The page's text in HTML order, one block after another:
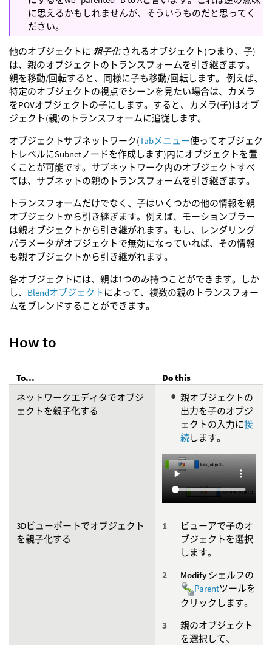
に思えるかもしれませんが、そういうものだと思ってく
ださい。
他のオブジェクトに 親子化されるオブジェクト(つまり、子)
は、親のオブジェクトのトランスフォームを引き継ぎます。
親を移動/回転すると、同様に子も移動/回転します。 例えば、
特定のオブジェクトの視点でシーンを見たい場合は、カメラ
をPOVオブジェクトの子にします。すると、カメラ(子)はオブ
ジェクト(親)のトランスフォームに追従します。
オブジェクトサブネットワーク(Tabメニュー使ってオブジェク
トレベルにSubnetノードを作成します)内にオブジェクトを置
くことが可能です。サブネットワーク内のオブジェクトすべ
ては、サブネットの親のトランスフォームを引き継ぎます。
トランスフォームだけでなく、子はいくつかの他の情報を親
オブジェクトから引き継ぎます。例えば、モーションブラー
は親オブジェクトから引き継がれます。もし、レンダリング
パラメータがオブジェクトで無効になっていれば、その情報
も親オブジェクトから引き継がれます。
各オブジェクトには、親は1つのみ持つことができます。しか
し、 Blendオブジェクト によって、複数の親のトランスフォー
ムをブレンドすることができます。
How to
To...
Do this
ネットワークエディタでオブジ
ェクトを親子化する
親オブジェクトの
出力を子のオブジ
ェクトの入力に接
続します。
3Dビューポートでオブジェクト
を親子化する
ビューアで子のオ
ブジェクトを選択
します。
Modify シェルフの
Parentツールを
クリックします。
親のオブジェクト
を選択して、